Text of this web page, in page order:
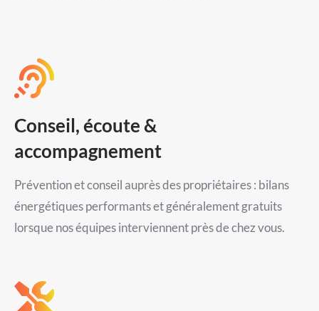
Conseil, écoute &
accompagnement
Prévention et conseil auprès des propriétaires : bilans
énergétiques performants et généralement gratuits
lorsque nos équipes interviennent près de chez vous.